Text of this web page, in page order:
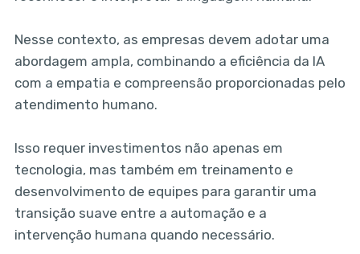
Nesse contexto, as empresas devem adotar uma
abordagem ampla, combinando a eficiência da IA
com a empatia e compreensão proporcionadas pelo
atendimento humano.
Isso requer investimentos não apenas em
tecnologia, mas também em treinamento e
desenvolvimento de equipes para garantir uma
transição suave entre a automação e a
intervenção humana quando necessário.